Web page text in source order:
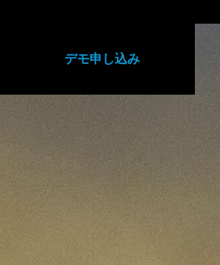
デモ申し込み